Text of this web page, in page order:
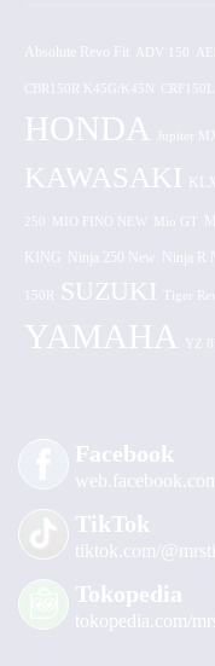
Absolute Revo Fit ADV 150
CBR150R K45G/K45N CRF150L
HONDA Jupiter
KAWASAKI
250 MIO FINO NEW Mio GT
KING Ninja 250 New Ninja R
150R SUZUKI Tiger
YAMAHA YZ
Facebook
TikTok
tiktok.com/
Tokopedia
tokopedia.com/